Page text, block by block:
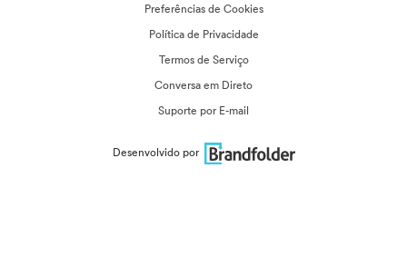
Preferências de Cookies
Política de Privacidade
Termos de Serviço
Conversa em Direto
Suporte por E-mail
Desenvolvido por